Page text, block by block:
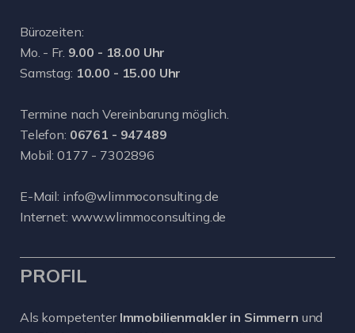
Bürozeiten:
Mo. - Fr. 9.00 - 18.00 Uhr
Samstag: 10.00 - 15.00 Uhr
Termine nach Vereinbarung möglich.
Telefon: 06761 - 947489
Mobil: 0177 - 7302896
E-Mail: info@wlimmoconsulting.de
Internet: www.wlimmoconsulting.de
PROFIL
Als kompetenter Immobilienmakler in Simmern und